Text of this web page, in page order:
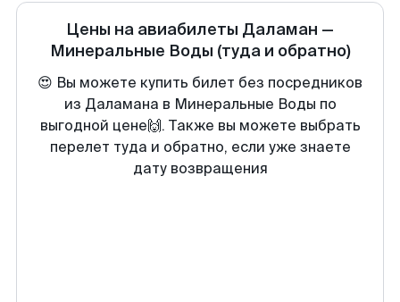
Цены на авиабилеты Даламан —
Минеральные Воды (туда и обратно)
😍 Вы можете купить билет без посредников
из Даламана в Минеральные Воды по
выгодной цене🙌. Также вы можете выбрать
перелет туда и обратно, если уже знаете
дату возвращения